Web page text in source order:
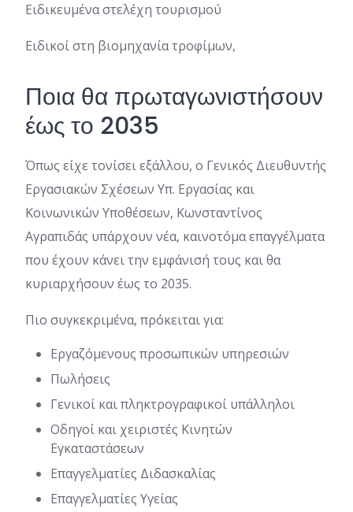
Ειδικευμένα στελέχη τουρισμού
Ειδικοί στη βιομηχανία τροφίμων,
Ποια θα πρωταγωνιστήσουν
έως το 2035
Όπως είχε τονίσει εξάλλου, ο Γενικός Διευθυντής
Εργασιακών Σχέσεων Υπ. Εργασίας και
Κοινωνικών Υποθέσεων, Κωνσταντίνος
Αγραπιδάς υπάρχουν νέα, καινοτόμα επαγγέλματα
που έχουν κάνει την εμφάνισή τους και θα
κυριαρχήσουν έως το 2035.
Πιο συγκεκριμένα, πρόκειται για:
Εργαζόμενους προσωπικών υπηρεσιών
Πωλήσεις
Γενικοί και πληκτρογραφικοί υπάλληλοι
Οδηγοί και χειριστές Κινητών
Εγκαταστάσεων
Επαγγελματίες Διδασκαλίας
Επαγγελματίες Υγείας